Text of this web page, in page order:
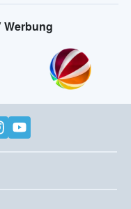
Werbung